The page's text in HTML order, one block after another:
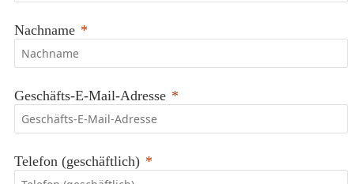
Nachname
Geschäfts-E-Mail-Adresse
Telefon (geschäftlich)